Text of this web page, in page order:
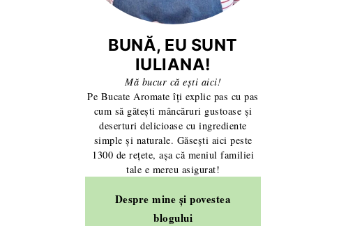
BUNĂ, EU SUNT
IULIANA!
Mă bucur că ești aici!
Pe Bucate Aromate îți explic pas cu pas
cum să gătești mâncăruri gustoase și
deserturi delicioase cu ingrediente
simple și naturale. Găsești aici peste
1300 de rețete, așa că meniul familiei
tale e mereu asigurat!
Despre mine și povestea
blogului